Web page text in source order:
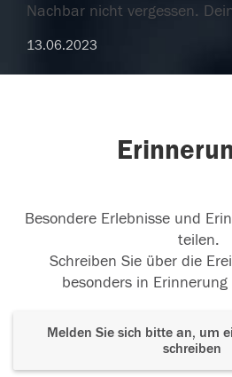
Nachbar nicht vergessen.
13.06.2023
Besondere Erlebnisse und
teilen.
Schreiben Sie über die
besonders in
Melden Sie sich bitte an, um
schreiben